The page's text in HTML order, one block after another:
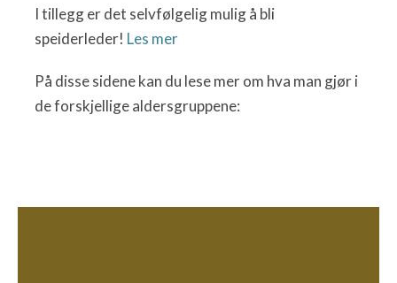
I tillegg er det selvfølgelig mulig å bli
speiderleder! Les mer
På disse sidene kan du lese mer om hva man gjør i
de forskjellige aldersgruppene: